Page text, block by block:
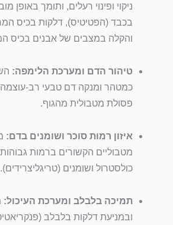
ניקוי ופינוי רעלים, ותומך באופן
בכבד (הפטיטיס), דלקות בכיס
והקלה במצבים של אבנים בכיס
טיהור הדם ומערכת הלימפה:
כמטהר ומנקה דם טבעי רב-עוצמה,
פסולת מטבולית מהגוף.
איזון רמות סוכר ושומנים בדם:
מטבוליים הקשורים ברמות
כולסטרול ושומנים (טריגליצרידים).
תמיכה בלבלב ומערכת העיכול:
ובמניעת דלקות בלבלב